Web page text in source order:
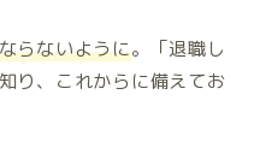
らないように。「退職し
り、これからに備えてお